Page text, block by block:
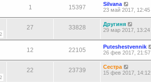
1 15397
Silvana
23 май 2017, 12:45
2
27 33828
Другиня
29 мар 2017, 13:24
12 22105
Puteshestvennik
26 фев 2017, 21:57
2
22 23739
Сестра
15 фев 2017, 14:12